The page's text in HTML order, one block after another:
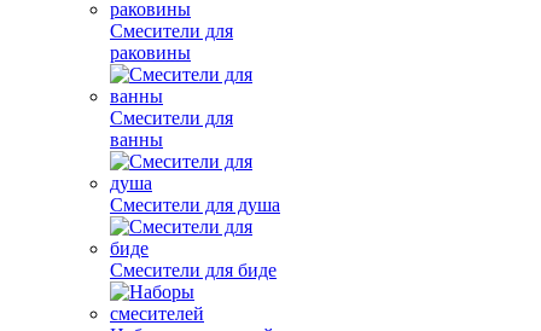
Смесители для
раковины
Смесители для
ванны
Смесители для душа
Смесители для биде